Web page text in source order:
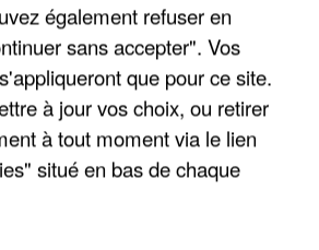
également refuser en
sans accepter". Vos
que pour ce site.
à jour vos choix, ou retirer
à tout moment via le lien
situé en bas de chaque